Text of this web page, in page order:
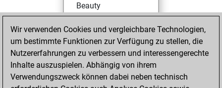
Beauty
Dienstag, Januar
26, 2021
You won
against Fritz
Fritz
Wir verwenden Cookies und vergleichbare Technologien,
um bestimmte Funktionen zur Verfügung zu stellen, die
Nutzererfahrungen zu verbessern und interessengerechte
Inhalte auszuspielen. Abhängig von ihrem
Verwendungszweck können dabei neben technisch